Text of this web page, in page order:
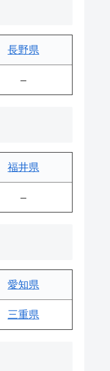
長野県
–
福井県
–
愛知県
三重県